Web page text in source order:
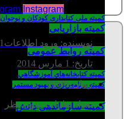
کمیته ملی کتابداری کودکان و نوجوان
کمیته بازاریابی
کمیته روابط عمومی
كميته كتابخانه‌هاي آموزشگاهي
کمیته برنامه‌ریزی و بهبود مستمر
کمیته سازماندهی دانش
Instagram
نویسنده: ورود اطلاعات1
تاریخ: 1 مارس 2014
زمان:00:00
تعداد نظرات:بدون نظر